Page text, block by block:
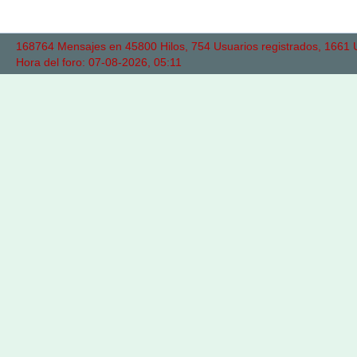
168764 Mensajes en 45800 Hilos, 754 Usuarios registrados,
Hora del foro: 07-08-2026, 05:11